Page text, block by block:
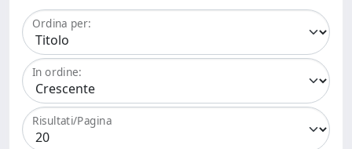
Ordina per:
In ordine:
Risultati/Pagina